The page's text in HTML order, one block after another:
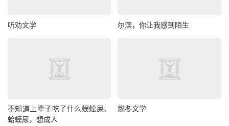
听劝文学 尔滨，你让我感到陌生
不知道上辈子吃了什么蜈蚣屎、
蛤蟆尿，想成人
燃冬文学